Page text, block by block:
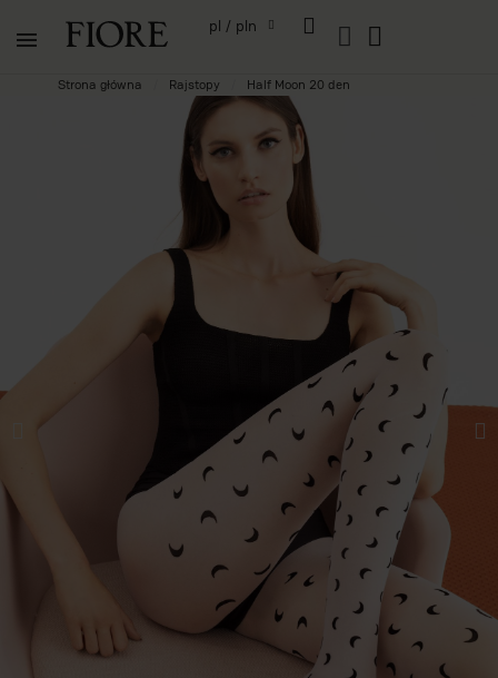
pl / pln
Strona główna Rajstopy Half Moon 20 den